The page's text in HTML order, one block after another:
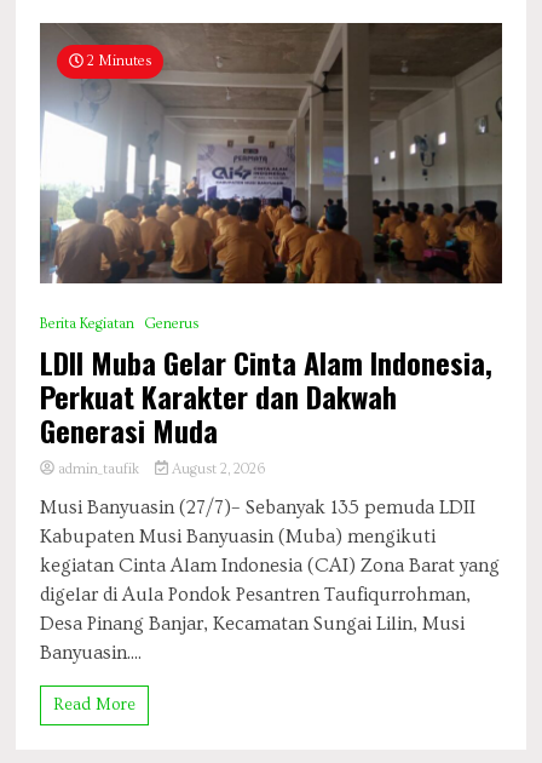
2 Minutes
Berita Kegiatan Generus
LDII Muba Gelar Cinta Alam Indonesia,
Perkuat Karakter dan Dakwah
Generasi Muda
admin_taufik August 2, 2026
Musi Banyuasin (27/7)– Sebanyak 135 pemuda LDII
Kabupaten Musi Banyuasin (Muba) mengikuti
kegiatan Cinta Alam Indonesia (CAI) Zona Barat yang
digelar di Aula Pondok Pesantren Taufiqurrohman,
Desa Pinang Banjar, Kecamatan Sungai Lilin, Musi
Banyuasin....
Read More